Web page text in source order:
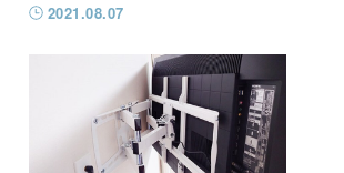
2021.08.07